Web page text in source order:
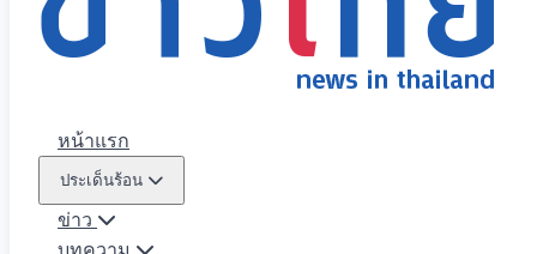
หน้าแรก
ประเด็นร้อน
ข่าว
บทความ